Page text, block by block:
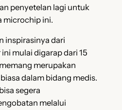
penyetelan lagi untuk
microchip ini.
inspirasinya dari
mulai digarap dari 15
merupakan
dalam bidang medis.
segera
melalui